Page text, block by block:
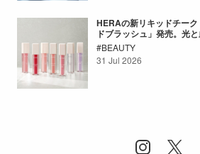
HERAの新リキッドチー
ドブラッシュ」発売。光
BEAUTY
31 Jul 2026